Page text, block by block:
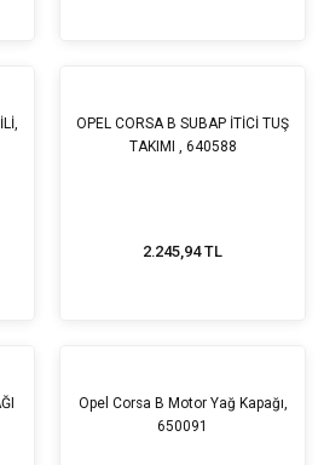
OPEL CORSA B SUBAP İTİCİ TUŞ
TAKIMI , 640588
2.245,94 TL
Opel Corsa B Motor Yağ Kapağı,
650091